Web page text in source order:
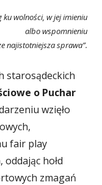
ku wolności, w jej imieniu
albo wspomnieniu
najistotniejsza sprawa”.
starosądeckich
o Puchar
wzięło
fair play
hołd
zmagań